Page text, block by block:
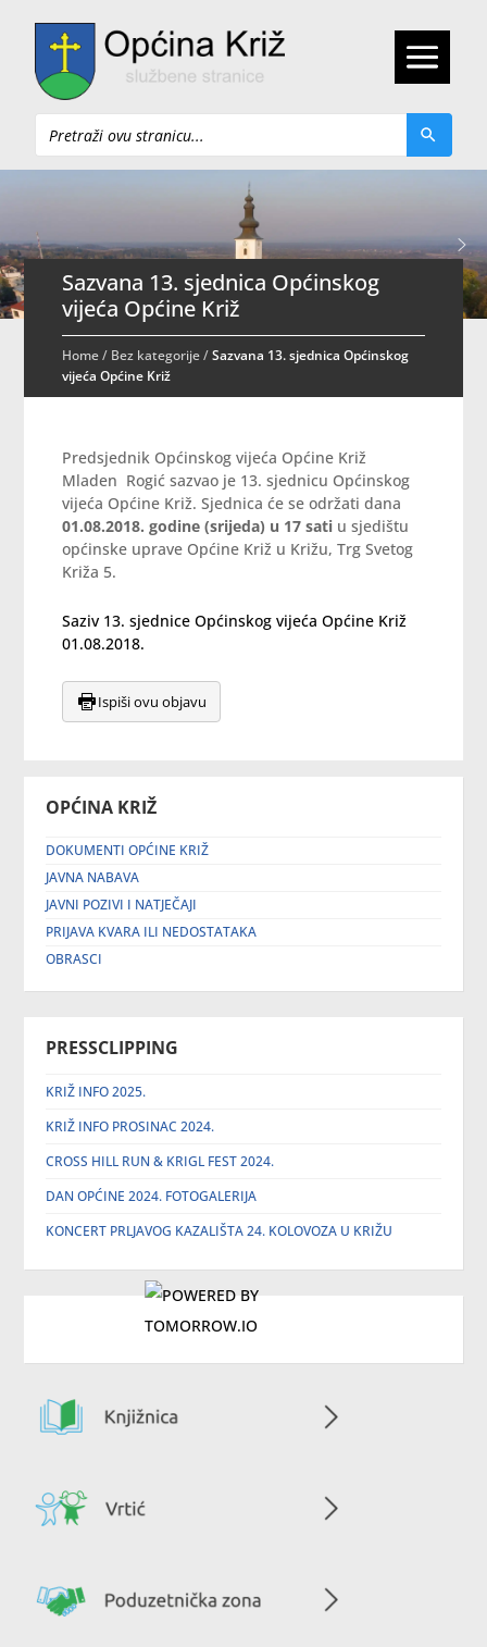
Pretraži
OPĆINA KRIŽ
DOKUMENTI OPĆINE KRIŽ
JAVNA NABAVA
JAVNI POZIVI I NATJEČAJI
PRIJAVA KVARA ILI NEDOSTATAKA
OBRASCI
PRESSCLIPPING
KRIŽ INFO 2025.
KRIŽ INFO PROSINAC 2024.
CROSS HILL RUN & KRIGL FEST 2024.
DAN OPĆINE 2024. FOTOGALERIJA
KONCERT PRLJAVOG KAZALIŠTA 24. KOLOVOZA U KRIŽU
Sazvana 13. sjednica Općinskog
vijeća Općine Križ
Home/ Bez kategorije/Sazvana 13. sjednica Općinskog
vijeća Općine Križ
Predsjednik Općinskog vijeća Općine Križ
Mladen Rogić sazvao je 13. sjednicu Općinskog
vijeća Općine Križ. Sjednica će se održati dana
01.08.2018. godine (srijeda) u 17 sati u sjedištu
općinske uprave Općine Križ u Križu, Trg Svetog
Križa 5.
Saziv 13. sjednice Općinskog vijeća Općine Križ
01.08.2018.
Ispiši ovu objavu